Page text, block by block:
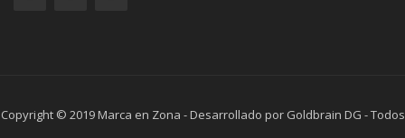
Copyright © 2019 Marca en Zona - Desarrollado por Goldbrain DG - Todos